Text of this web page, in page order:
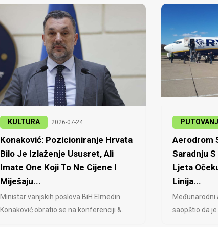
KULTURA 2026-07-24
Konaković: Pozicioniranje Hrvata
Bilo Je Izlaženje Ususret, Ali
Imate One Koji To Ne Cijene I
Miješaju...
Ministar vanjskih poslova BiH Elmedin
Konaković obratio se na konferenciji &..
Aerodrom
Saradnju
Ljeta
Linija...
Međunarodni
saopštio da je